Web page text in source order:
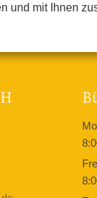
und mit Ihnen